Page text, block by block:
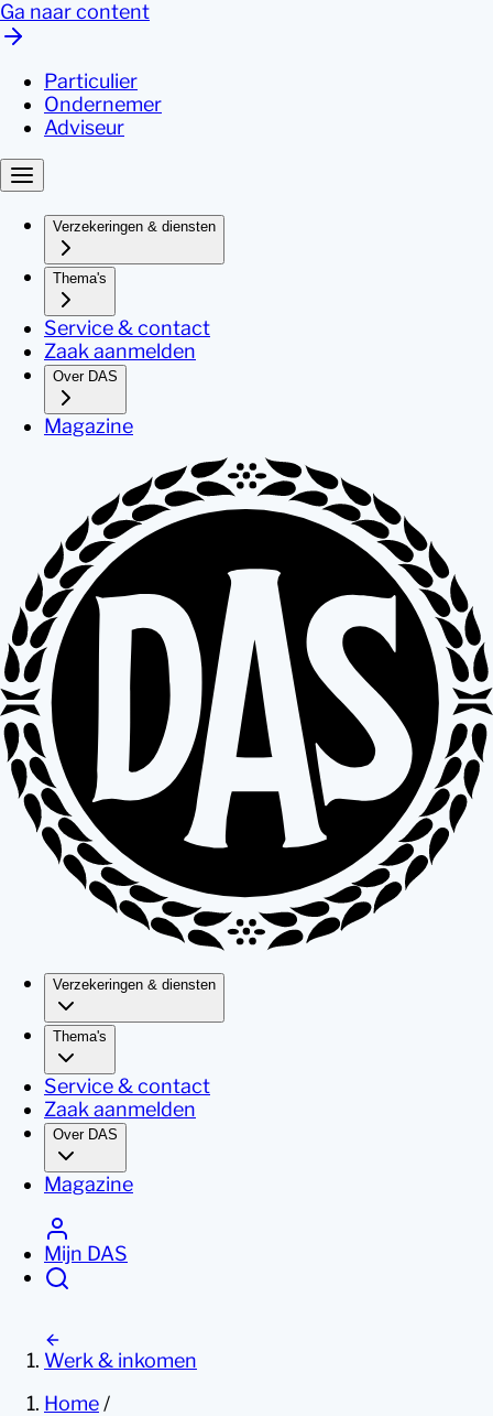
Ga naar content
Particulier
Ondernemer
Adviseur
Verzekeringen & diensten
Thema's
Service & contact
Zaak aanmelden
Over DAS
Magazine
Verzekeringen & diensten
Thema's
Service & contact
Zaak aanmelden
Over DAS
Magazine
Mijn DAS
Werk & inkomen
Home /